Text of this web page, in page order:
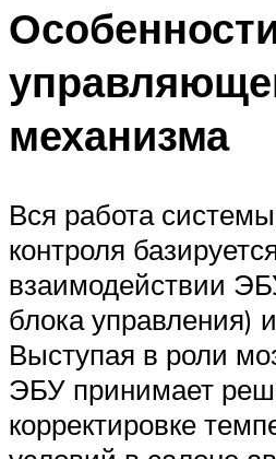
механизма
Вся работа
контроля
взаимодействии
блока управления)
Выступая в роли
ЭБУ принимает
корректировке